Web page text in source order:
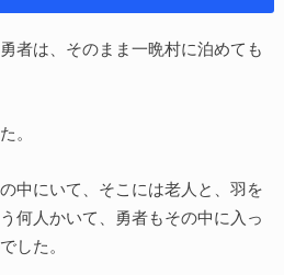
者は、そのまま一晩村に泊めても
。
中にいて、そこには老人と、羽を
何人かいて、勇者もその中に入っ
した。